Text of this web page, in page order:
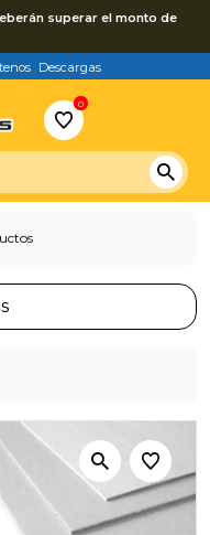
superar el monto de
Descargas
0